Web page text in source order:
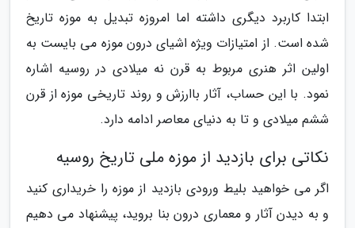
ابتدا کاربرد دیگری داشته اما امروزه تبدیل به موزه تاریخ
شده است. از امتیازات ویژه اشیای درون موزه می بایست به
اولین اثر هنری مربوط به قرن نه میلادی در روسیه اشاره
نمود. با این حساب، آثار باارزش و روند تاریخی موزه از قرن
ششم میلادی و تا به دنیای معاصر ادامه دارد.
نکاتی برای بازدید از موزه ملی تاریخ روسیه
اگر می خواهید بلیط ورودی بازدید از موزه را خریداری کنید
و به دیدن آثار و معماری درون بنا بروید، پیشنهاد می دهیم